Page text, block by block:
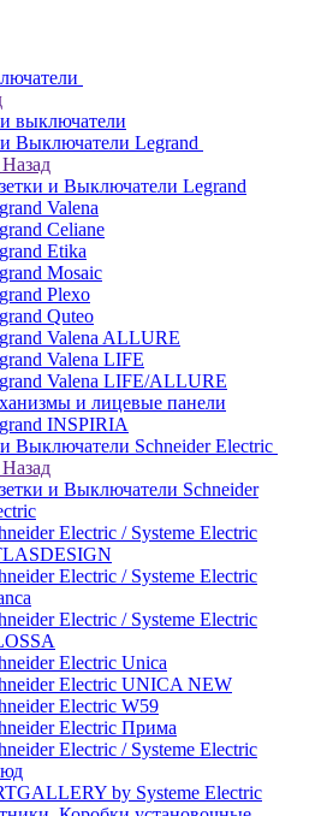
выключатели
Выключатели Legrand
Назад
и Выключатели Legrand
Valena
Celiane
Etika
Mosaic
Plexo
Quteo
Valena ALLURE
Valena LIFE
Valena LIFE/ALLURE
и лицевые панели
INSPIRIA
Выключатели Schneider Electric
Назад
и Выключатели Schneider
Electric / Systeme Electric
Electric / Systeme Electric
Electric / Systeme Electric
Electric Unica
Electric UNICA NEW
Electric W59
Electric Прима
Electric / Systeme Electric
by Systeme Electric